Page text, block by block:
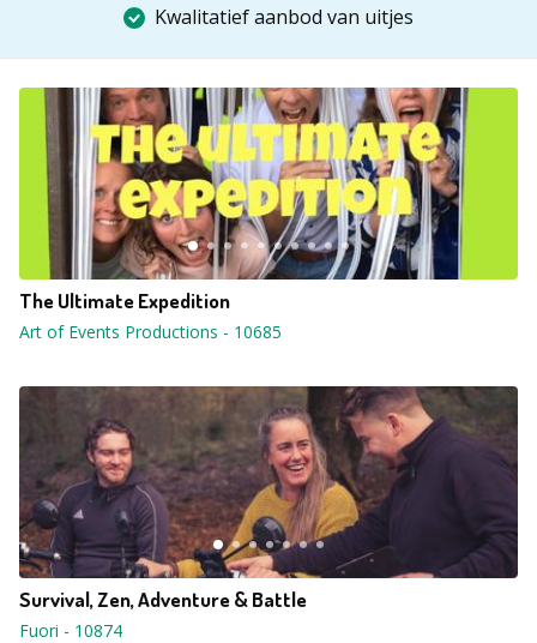
Kwalitatief aanbod van uitjes
The Ultimate Expedition
Art of Events Productions - 10685
Survival, Zen, Adventure & Battle
Fuori - 10874